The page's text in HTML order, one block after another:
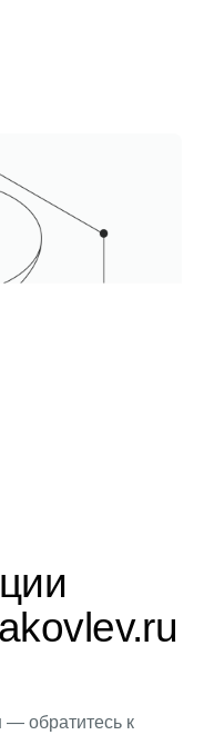
— обратитесь к